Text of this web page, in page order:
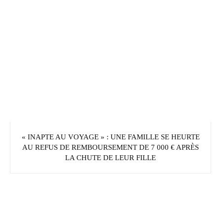
« INAPTE AU VOYAGE » : UNE FAMILLE SE HEURTE
AU REFUS DE REMBOURSEMENT DE 7 000 € APRÈS
LA CHUTE DE LEUR FILLE